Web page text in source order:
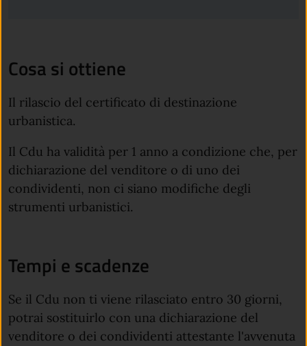
Cosa si ottiene
Il rilascio del certificato di destinazione
urbanistica.
Il Cdu ha validità per 1 anno a condizione che, per
dichiarazione del venditore o di uno dei
condividenti, non ci siano modifiche degli
strumenti urbanistici.
Tempi e scadenze
Se il Cdu non ti viene rilasciato entro 30 giorni,
potrai sostituirlo con una dichiarazione del
venditore o dei condividenti attestante l'avvenuta